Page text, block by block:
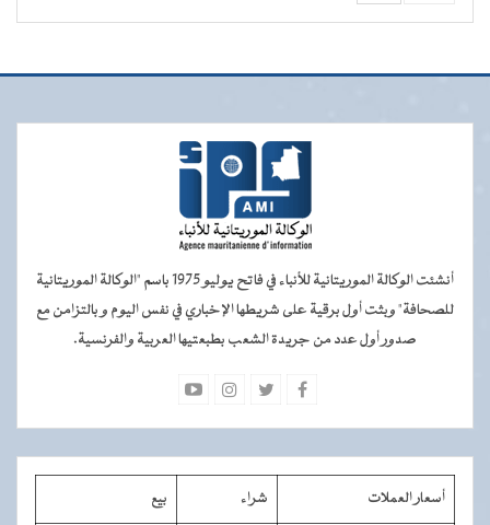
أنشئت الوكالة الموريتانية للأنباء في فاتح يوليو 1975 باسم "الوكالة الموريتانية
للصحافة" وبثت أول برقية على شريطها الإخباري في نفس اليوم و بالتزامن مع
صدور أول عدد من جريدة الشعب بطبعتيها العربية والفرنسية.
أسعار العملات شراء بيع